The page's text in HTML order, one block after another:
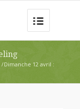
/Dimanche 12 avril :